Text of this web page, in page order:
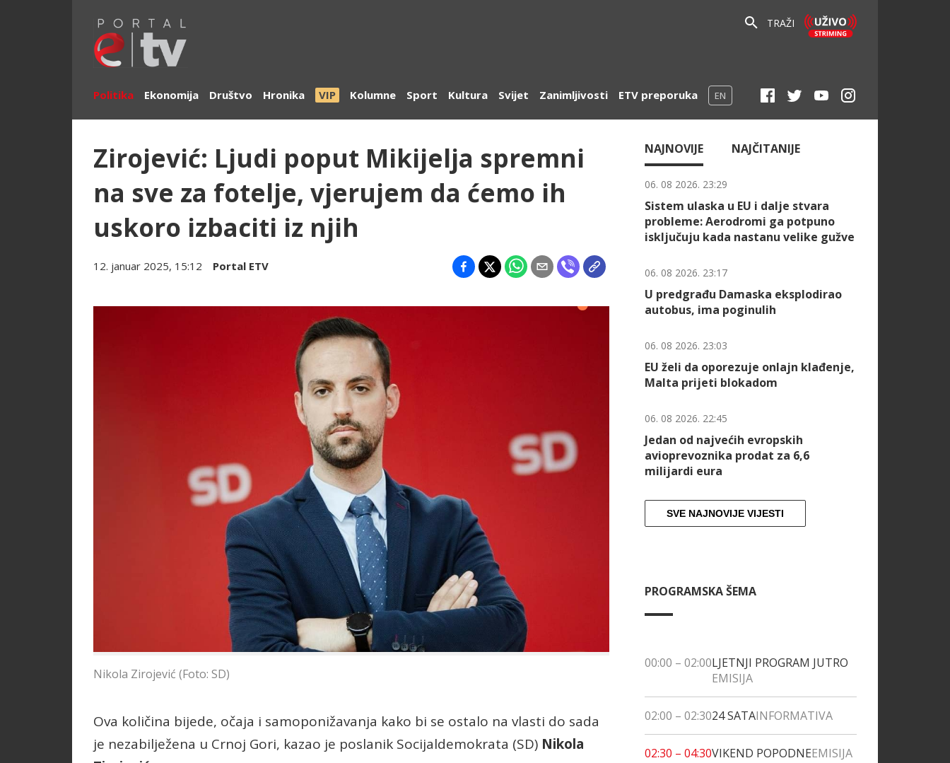
TRAŽI
Politika Ekonomija Društvo Hronika VIP Kolumne Sport Kultura Svijet Zanimljivosti ETV preporuka EN
Zirojević: Ljudi poput Mikijelja spremni
na sve za fotelje, vjerujem da ćemo ih
uskoro izbaciti iz njih
12. januar 2025, 15:12 Portal ETV
Nikola Zirojević (Foto: SD)
Ova količina bijede, očaja i samoponižavanja kako bi se ostalo na vlasti do sada
je nezabilježena u Crnoj Gori, kazao je poslanik Socijaldemokrata (SD) Nikola
NAJNOVIJE NAJČITANIJE
06. 08 2026. 23:29
Sistem ulaska u EU i dalje stvara
probleme: Aerodromi ga potpuno
isključuju kada nastanu velike gužve
06. 08 2026. 23:17
U predgrađu Damaska eksplodirao
autobus, ima poginulih
06. 08 2026. 23:03
EU želi da oporezuje onlajn klađenje,
Malta prijeti blokadom
06. 08 2026. 22:45
Jedan od najvećih evropskih
avioprevoznika prodat za 6,6
milijardi eura
SVE NAJNOVIJE VIJESTI
PROGRAMSKA ŠEMA
00:00 – 02:00LJETNJI PROGRAM JUTRO
EMISIJA
02:00 – 02:3024 SATAINFORMATIVA
02:30 – 04:30VIKEND POPODNEEMISIJA